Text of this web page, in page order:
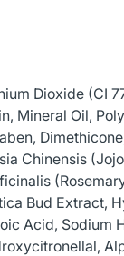
Dioxide (CI
Mineral Oil,
Chinensis
Bud Extract,
Acid, Sodium